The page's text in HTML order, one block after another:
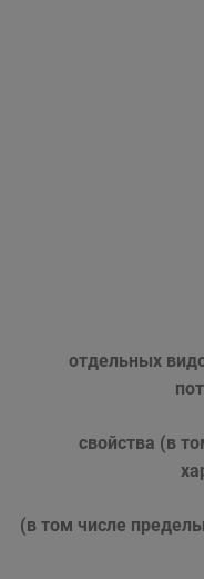
отдельных
свойства (в
(в том числе